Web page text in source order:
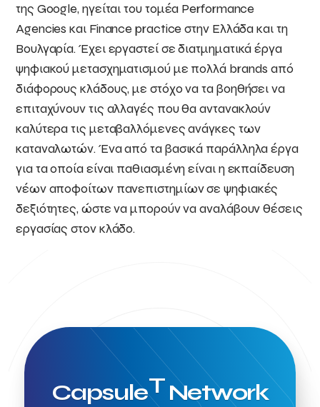
της Google, ηγείται του τομέα Performance
Agencies και Finance practice στην Ελλάδα και τη
Βουλγαρία. Έχει εργαστεί σε διατμηματικά έργα
ψηφιακού μετασχηματισμού με πολλά brands από
διάφορους κλάδους, με στόχο να τα βοηθήσει να
επιταχύνουν τις αλλαγές που θα αντανακλούν
καλύτερα τις μεταβαλλόμενες ανάγκες των
καταναλωτών. Ένα από τα βασικά παράλληλα έργα
για τα οποία είναι παθιασμένη είναι η εκπαίδευση
νέων αποφοίτων πανεπιστημίων σε ψηφιακές
δεξιότητες, ώστε να μπορούν να αναλάβουν θέσεις
εργασίας στον κλάδο.
CapsuleTNetwork